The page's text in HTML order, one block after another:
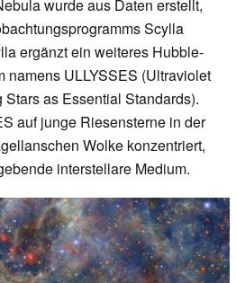
wurde aus Daten erstellt,
Scylla
ergänzt ein weiteres Hubble-
namens ULLYSSES (Ultraviolet
as Essential Standards).
auf junge Riesensterne in der
Wolke konzentriert,
interstellare Medium.